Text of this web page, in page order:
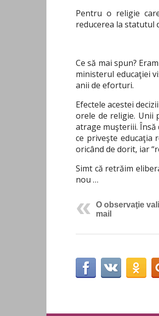
Pentru o religie
reducerea la statutul
Ce să mai spun?
ministerul educaţiei
anii de eforturi.
Efectele acestei
orele de religie. Unii
atrage muşteriii. Însă
ce priveşte educaţia
oricând de dorit, iar
Simt că retrăim
nou …
O observaţie
mail